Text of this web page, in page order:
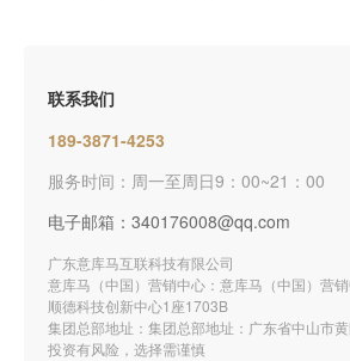
联系我们
189-3871-4253
服务时间：周一至周日9：00~21：00
电子邮箱：340176008@qq.com
广东意库马互联科技有限公司
意库马（中国）营销中心：意库马（中国）营
顺德科技创新中心1座1703B
集团总部地址：集团总部地址：广东省中山市
投资有风险，选择需谨慎